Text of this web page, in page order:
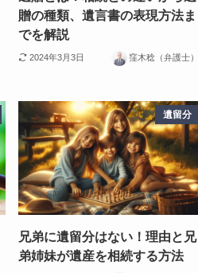
贈の種類、遺言書の表現方法ま
でを解説
2024年3月3日 窪木稔（弁護士）
遺留分
兄弟に遺留分はない！理由と兄
弟姉妹が遺産を相続する方法